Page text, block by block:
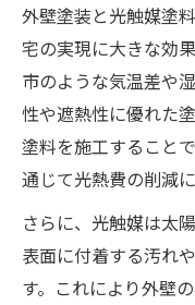
み
快適な暮
用法
外壁塗装に
外壁塗装の
所沢市で外壁
外壁塗装業
外壁塗装の
外壁塗装と光触媒塗
宅の実現に大きな効
市のような気温差や
性や遮熱性に優れた
塗料を施工すること
通じて光熱費の削減
さらに、光触媒は太
表面に付着する汚れ
す。これにより外壁